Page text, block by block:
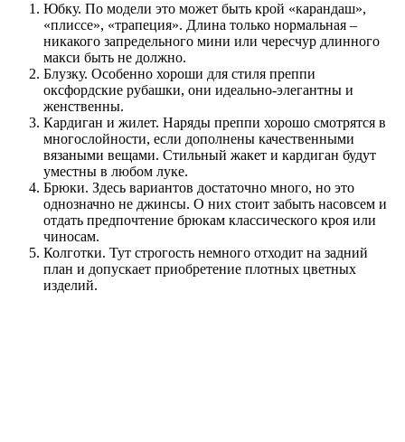
Юбку. По модели это может быть крой «карандаш»,
«плиссе», «трапеция». Длина только нормальная –
никакого запредельного мини или чересчур длинного
макси быть не должно.
Блузку. Особенно хороши для стиля преппи
оксфордские рубашки, они идеально-элегантны и
женственны.
Кардиган и жилет. Наряды преппи хорошо смотрятся в
многослойности, если дополнены качественными
вязаными вещами. Стильный жакет и кардиган будут
уместны в любом луке.
Брюки. Здесь вариантов достаточно много, но это
однозначно не джинсы. О них стоит забыть насовсем и
отдать предпочтение брюкам классического кроя или
чиносам.
Колготки. Тут строгость немного отходит на задний
план и допускает приобретение плотных цветных
изделий.